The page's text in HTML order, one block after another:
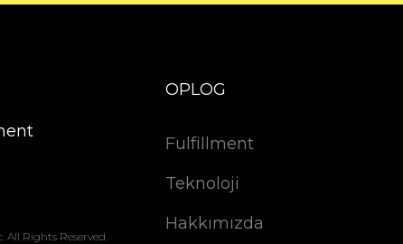
Rights Reserved.
OPLOG
Fulfillment
Teknoloji
Hakkımızda